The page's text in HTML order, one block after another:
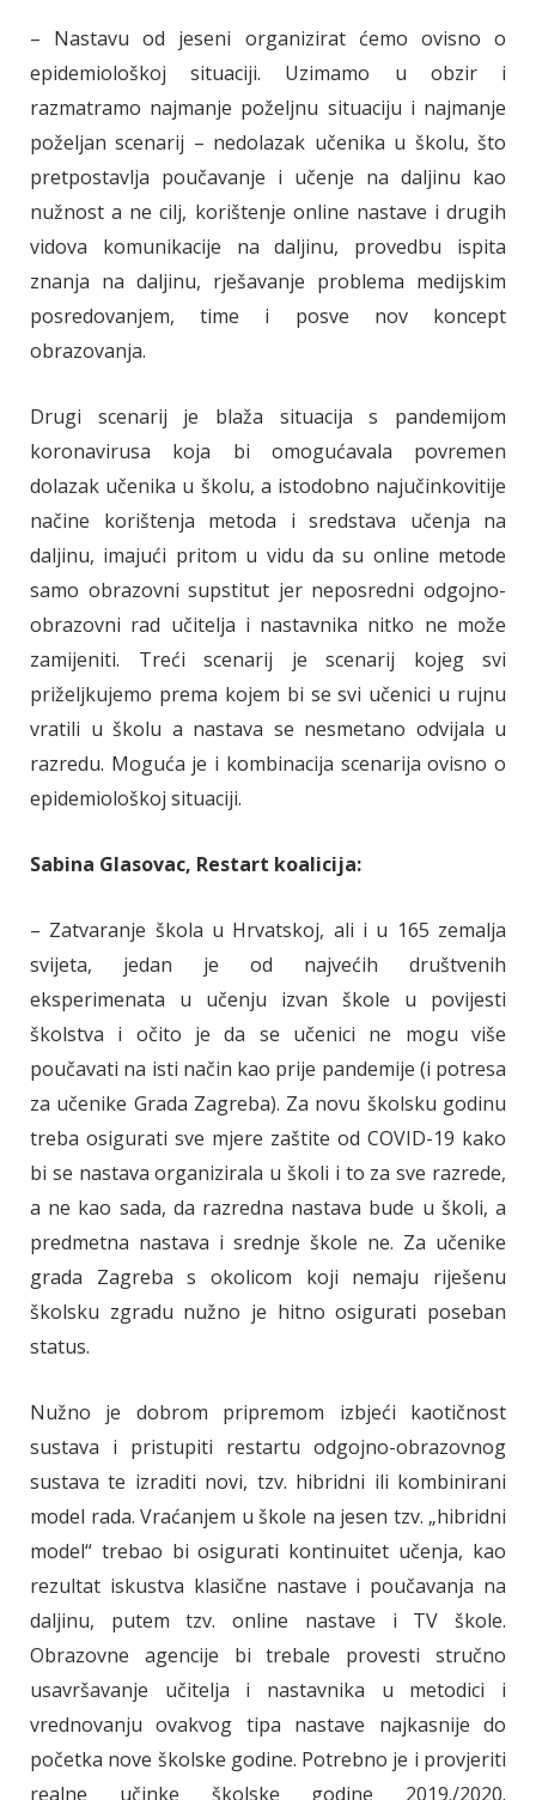
– Nastavu od jeseni organizirat ćemo ovisno o
epidemiološkoj situaciji. Uzimamo u obzir i
razmatramo najmanje poželjnu situaciju i najmanje
poželjan scenarij – nedolazak učenika u školu, što
pretpostavlja poučavanje i učenje na daljinu kao
nužnost a ne cilj, korištenje online nastave i drugih
vidova komunikacije na daljinu, provedbu ispita
znanja na daljinu, rješavanje problema medijskim
posredovanjem, time i posve nov koncept
obrazovanja.
Drugi scenarij je blaža situacija s pandemijom
koronavirusa koja bi omogućavala povremen
dolazak učenika u školu, a istodobno najučinkovitije
načine korištenja metoda i sredstava učenja na
daljinu, imajući pritom u vidu da su online metode
samo obrazovni supstitut jer neposredni odgojno-
obrazovni rad učitelja i nastavnika nitko ne može
zamijeniti. Treći scenarij je scenarij kojeg svi
priželjkujemo prema kojem bi se svi učenici u rujnu
vratili u školu a nastava se nesmetano odvijala u
razredu. Moguća je i kombinacija scenarija ovisno o
epidemiološkoj situaciji.
Sabina Glasovac, Restart koalicija:
– Zatvaranje škola u Hrvatskoj, ali i u 165 zemalja
svijeta, jedan je od najvećih društvenih
eksperimenata u učenju izvan škole u povijesti
školstva i očito je da se učenici ne mogu više
poučavati na isti način kao prije pandemije (i potresa
za učenike Grada Zagreba). Za novu školsku godinu
treba osigurati sve mjere zaštite od COVID-19 kako
bi se nastava organizirala u školi i to za sve razrede,
a ne kao sada, da razredna nastava bude u školi, a
predmetna nastava i srednje škole ne. Za učenike
grada Zagreba s okolicom koji nemaju riješenu
školsku zgradu nužno je hitno osigurati poseban
status.
Nužno je dobrom pripremom izbjeći kaotičnost
sustava i pristupiti restartu odgojno-obrazovnog
sustava te izraditi novi, tzv. hibridni ili kombinirani
model rada. Vraćanjem u škole na jesen tzv. „hibridni
model“ trebao bi osigurati kontinuitet učenja, kao
rezultat iskustva klasične nastave i poučavanja na
daljinu, putem tzv. online nastave i TV škole.
Obrazovne agencije bi trebale provesti stručno
usavršavanje učitelja i nastavnika u metodici i
vrednovanju ovakvog tipa nastave najkasnije do
početka nove školske godine. Potrebno je i provjeriti
realne učinke školske godine 2019./2020.